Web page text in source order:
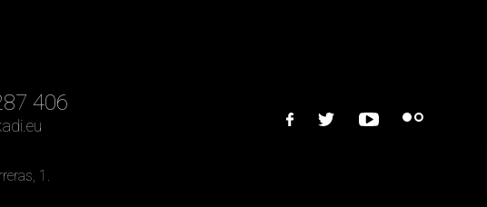
406
1.
facebook
twitter youtubeflickr